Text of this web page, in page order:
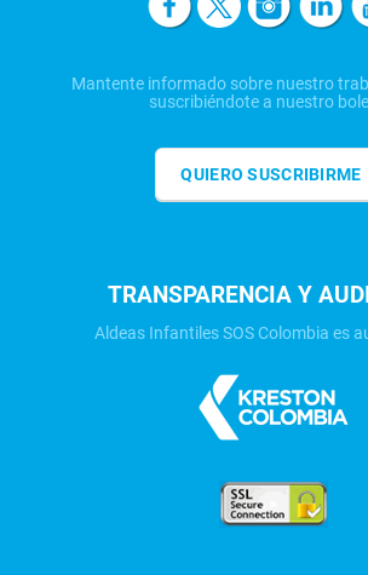
Mantente informado sobre nuestro
suscribiéndote a nuestro
QUIERO SUSCRIBIRME
TRANSPARENCIA Y
Aldeas Infantiles SOS Colombia es